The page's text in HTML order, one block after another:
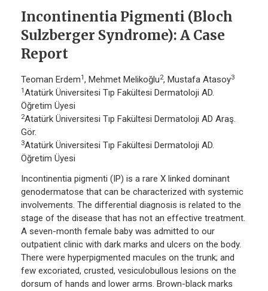
Incontinentia Pigmenti (Bloch
Sulzberger Syndrome): A Case
Report
Teoman Erdem1, Mehmet Melikoğlu2, Mustafa Atasoy3
1Atatürk Üniversitesi Tıp Fakültesi Dermatoloji AD.
Öğretim Üyesi
2Atatürk Üniversitesi Tıp Fakültesi Dermatoloji AD Araş.
Gör.
3Atatürk Üniversitesi Tıp Fakültesi Dermatoloji AD.
Öğretim Üyesi
Incontinentia pigmenti (IP) is a rare X linked dominant
genodermatose that can be characterized with systemic
involvements. The differential diagnosis is related to the
stage of the disease that has not an effective treatment.
A seven-month female baby was admitted to our
outpatient clinic with dark marks and ulcers on the body.
There were hyperpigmented macules on the trunk; and
few excoriated, crusted, vesiculobullous lesions on the
dorsum of hands and lower arms. Brown-black marks